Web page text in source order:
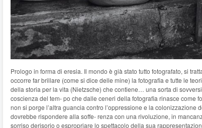
Prologo in forma di eresia. Il mondo è già stato tutto fotografato, si
occorre far brillare (come si dice delle mine) la fotografia e tutte le
della storia per la vita (Nietzsche) che contiene… una sorta di
coscienza del tem- po che dalle ceneri della fotografia rinasce come
non si porge l’altra guancia contro l’oppressione e la colonizzazione
dovrebbe rispondere alla soffe- renza con una rivoluzione, in
sorriso derisorio o espropriare lo spettacolo della sua